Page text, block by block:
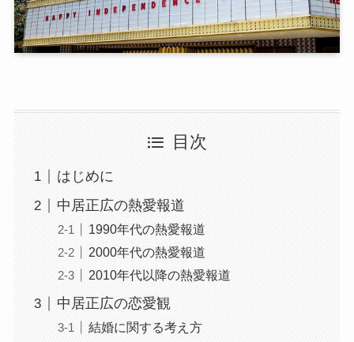
目次
はじめに
中居正広の熱愛報道
1990年代の熱愛報道
2000年代の熱愛報道
2010年代以降の熱愛報道
中居正広の恋愛観
結婚に関する考え方